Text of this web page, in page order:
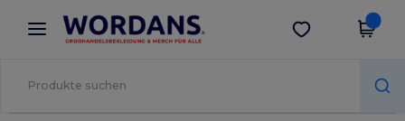
× Wordans App
Bessere Preise in der App!
App holen